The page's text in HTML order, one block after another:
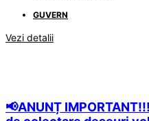
GUVERN
Vezi detalii
📢ANUNȚ